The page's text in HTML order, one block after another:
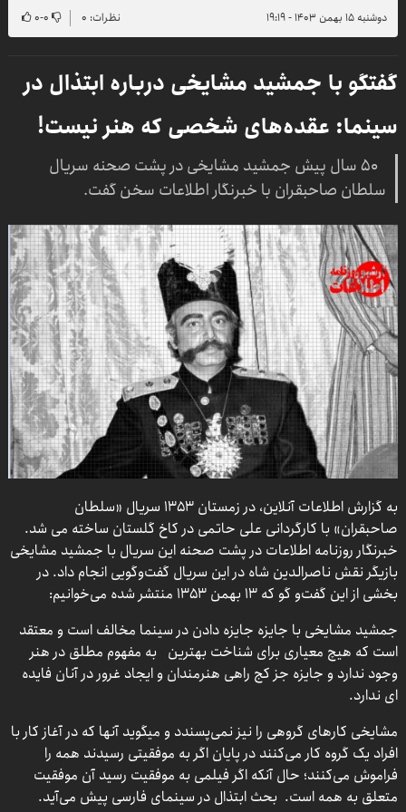
دوشنبه ۱۵ بهمن ۱۴۰۳ - ۱۹:۱۹ نظرات: ۰ ۰-۰
گفتگو با جمشید مشایخی درباره ابتذال در
سینما: عقده‌های شخصی که هنر نیست!
۵۰ سال پیش جمشید مشایخی در پشت صحنه سریال
سلطان صاحبقران با خبرنگار اطلاعات سخن گفت.
به گزارش اطلاعات آنلاین، در زمستان ۱۳۵۳ سریال «سلطان
صاحبقران» با کارگردانی علی حاتمی در کاخ گلستان ساخته می ‌شد.
خبرنگار روزنامه اطلاعات در پشت صحنه این سریال با جمشید مشایخی
بازیگر نقش ناصرالدین شاه در این سریال گفت‌وگویی انجام داد. در
بخشی از این گفت‌و گو که ۱۳ بهمن ۱۳۵۳ منتشر شده می‌خوانیم:
جمشید مشایخی با جایزه جایزه دادن در سینما مخالف است و معتقد
است که هیچ معیاری برای شناخت بهترین به مفهوم مطلق در هنر
وجود ندارد و جایزه جز کج راهی هنرمندان و ایجاد غرور در آنان فایده
ای ندارد.
مشایخی کارهای گروهی را نیز نمی‌پسندد و میگوید آنها که در آغاز کار با
افراد یک گروه کار می‌کنند در پایان اگر به موفقیتی رسیدند همه را
فراموش می‌کنند؛ حال آنکه اگر فیلمی به موفقیت رسید آن موفقیت
متعلق به همه است. بحث ابتذال در سینمای فارسی پیش می‌آید.